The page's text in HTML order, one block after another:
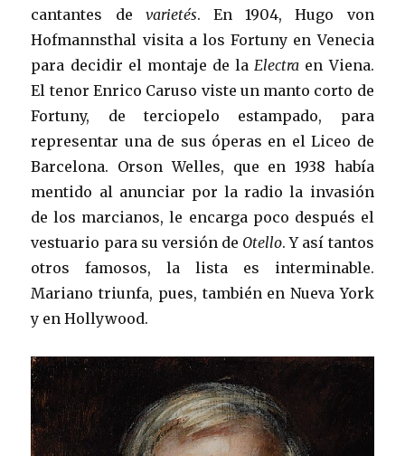
cantantes de varietés. En 1904, Hugo von
Hofmannsthal visita a los Fortuny en Venecia
para decidir el montaje de la Electra en Viena.
El tenor Enrico Caruso viste un manto corto de
Fortuny, de terciopelo estampado, para
representar una de sus óperas en el Liceo de
Barcelona. Orson Welles, que en 1938 había
mentido al anunciar por la radio la invasión
de los marcianos, le encarga poco después el
vestuario para su versión de Otello. Y así tantos
otros famosos, la lista es interminable.
Mariano triunfa, pues, también en Nueva York
y en Hollywood.